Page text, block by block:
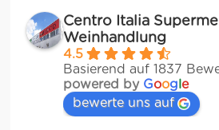
Centro Italia
Weinhandlung
4.5
Basierend auf 1837
powered by Google
bewerte uns auf